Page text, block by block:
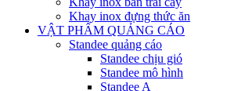
Khay inox đựng thức ăn
VẬT PHẨM QUẢNG CÁO
Standee quảng cáo
Standee chịu gió
Standee mô hình
Standee A